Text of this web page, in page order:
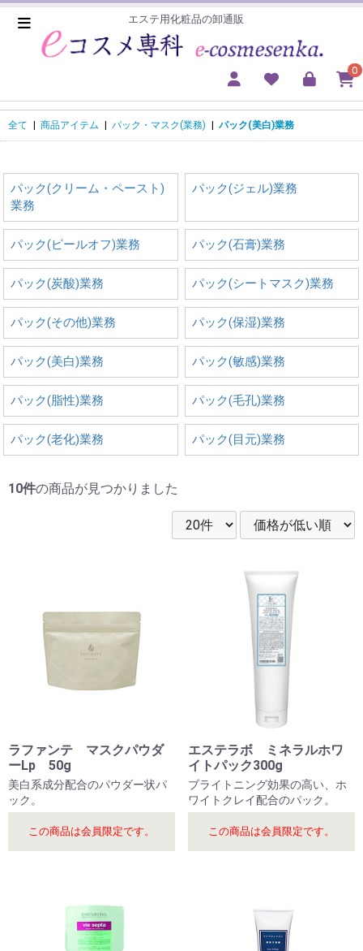
エステ用化粧品の卸通販
0
全て 商品アイテム パック・マスク(業務) パック(美白)業務
パック(クリーム・ペースト)
業務
パック(ジェル)業務
パック(ピールオフ)業務 パック(石膏)業務
パック(炭酸)業務 パック(シートマスク)業務
パック(その他)業務 パック(保湿)業務
パック(美白)業務 パック(敏感)業務
パック(脂性)業務 パック(毛孔)業務
パック(老化)業務 パック(目元)業務
10件の商品が見つかりました
ラファンテ マスクパウダ
ーLp 50g
美白系成分配合のパウダー状パ
ック。
この商品は会員限定です。
エステラボ ミネラルホワ
イトパック300g
ブライトニング効果の高い、ホ
ワイトクレイ配合のパック。
この商品は会員限定です。